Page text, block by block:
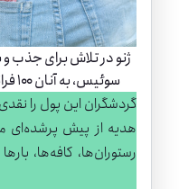
ژنو در تلاش برای جذب و
سوئیس، به آنان ۱۰۰ فرانک (۸۴ پوند) پول توجیبی می‌دهد
گردشگران این پول را
هدیه از پیش پرشده‌ای
رستوران‌ها، کافه‌ها،